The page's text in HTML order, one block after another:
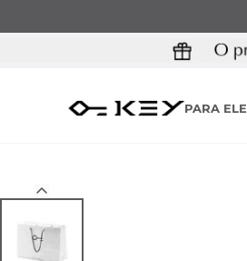
PARA ELE